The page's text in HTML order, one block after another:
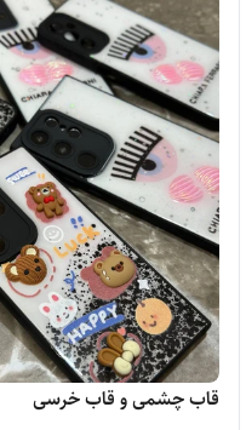
قاب چشمی و قاب خرسی